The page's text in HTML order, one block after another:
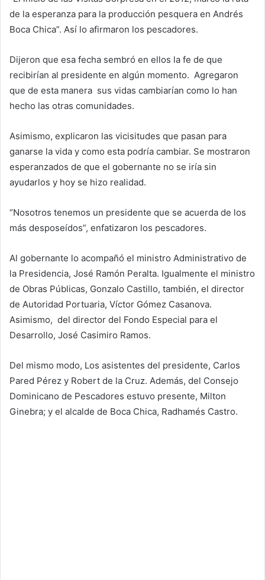
de la esperanza para la producción pesquera en Andrés
Boca Chica”. Así lo afirmaron los pescadores.
Dijeron que esa fecha sembró en ellos la fe de que
recibirían al presidente en algún momento. Agregaron
que de esta manera sus vidas cambiarían como lo han
hecho las otras comunidades.
Asimismo, explicaron las vicisitudes que pasan para
ganarse la vida y como esta podría cambiar. Se mostraron
esperanzados de que el gobernante no se iría sin
ayudarlos y hoy se hizo realidad.
“Nosotros tenemos un presidente que se acuerda de los
más desposeídos”, enfatizaron los pescadores.
Al gobernante lo acompañó el ministro Administrativo de
la Presidencia, José Ramón Peralta. Igualmente el ministro
de Obras Públicas, Gonzalo Castillo, también, el director
de Autoridad Portuaria, Víctor Gómez Casanova.
Asimismo, del director del Fondo Especial para el
Desarrollo, José Casimiro Ramos.
Del mismo modo, Los asistentes del presidente, Carlos
Pared Pérez y Robert de la Cruz. Además, del Consejo
Dominicano de Pescadores estuvo presente, Milton
Ginebra; y el alcalde de Boca Chica, Radhamés Castro.